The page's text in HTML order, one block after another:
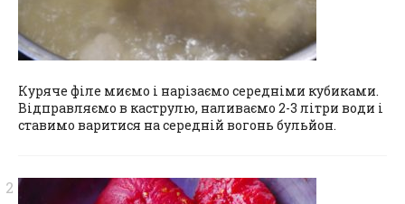
Куряче філе миємо і нарізаємо середніми кубиками.
Відправляємо в каструлю, наливаємо 2-3 літри води і
ставимо варитися на середній вогонь бульйон.